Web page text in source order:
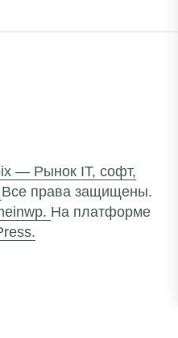
— Рынок IT, софт,
Все права защищены.
На платформе